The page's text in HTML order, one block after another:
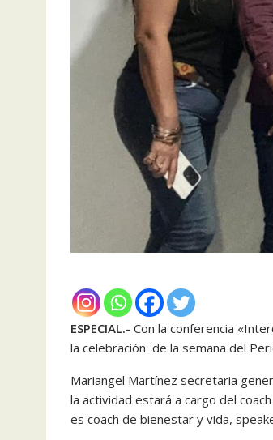
ESPECIAL.- Con la conferencia
la celebración de la semana del
Mariangel Martínez secretaria
la actividad estará a cargo del
es coach de bienestar y vida,